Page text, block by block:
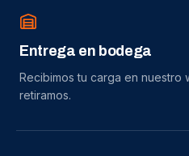
Entrega en bodega
Recibimos tu carga en nuestro
retiramos.